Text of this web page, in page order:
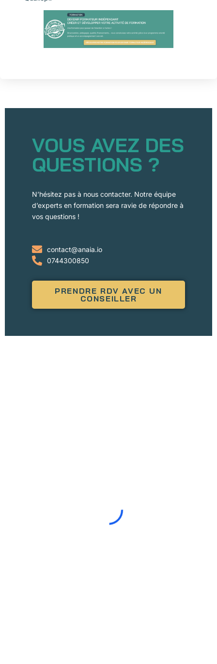
VOUS AVEZ DES
QUESTIONS ?
N’hésitez pas à nous contacter. Notre équipe
d’experts en formation sera ravie de répondre à
vos questions !
contact@anaia.io
0744300850
PRENDRE RDV AVEC UN
CONSEILLER